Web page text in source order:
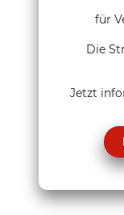
für
Die
Jetzt